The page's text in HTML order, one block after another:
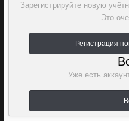
Зарегистрируйте новую
Это
Регистрация
Уже есть